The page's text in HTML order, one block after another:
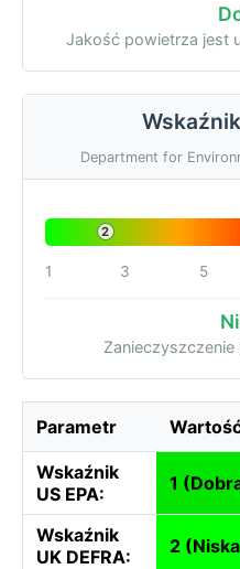
Jakość powietrza jest
Department for
2
1 3 5
Parametr
Wskaźnik
US EPA:
1
Wskaźnik
UK DEFRA:
2